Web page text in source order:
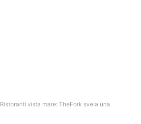
Ristoranti vista mare: TheFork svela una